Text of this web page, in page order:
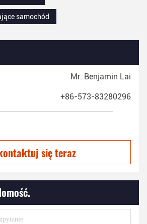
samochód
Mr. Benjamin Lai
+86-573-83280296
się teraz